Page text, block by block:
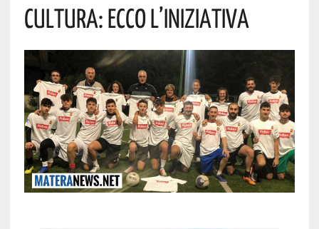
Cultura: Ecco L’iniziativa